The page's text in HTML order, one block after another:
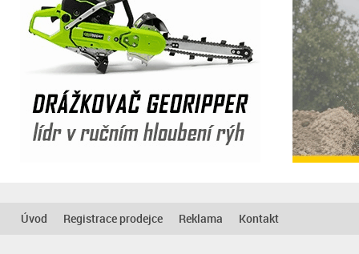
Úvod Registrace prodejce Reklama Kontakt